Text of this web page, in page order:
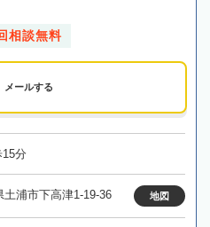
相談無料
メールする
分
土浦市下高津1-19-36 地図